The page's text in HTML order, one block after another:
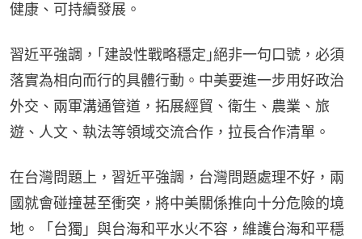
健康、可持續發展。
習近平強調，｢建設性戰略穩定｣絕非一句口號，必須
落實為相向而行的具體行動。中美要進一步用好政治
外交、兩軍溝通管道，拓展經貿、衛生、農業、旅
遊、人文、執法等領域交流合作，拉長合作清單。
在台灣問題上，習近平強調，台灣問題處理不好，兩
國就會碰撞甚至衝突，將中美關係推向十分危險的境
地。「台獨」與台海和平水火不容，維護台海和平穩